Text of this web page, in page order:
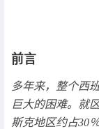
前言
多年来，整个西
巨大的困难。就
斯克地区约占30